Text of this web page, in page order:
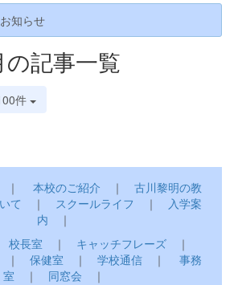
知らせ
記事一覧
件
｜ 本校のご紹介 ｜ 古川黎明の教
て ｜ スクールライフ ｜ 入学案
内 ｜
校長室 ｜ キャッチフレーズ ｜
｜ 保健室 ｜ 学校通信 ｜ 事務
室 ｜ 同窓会 ｜